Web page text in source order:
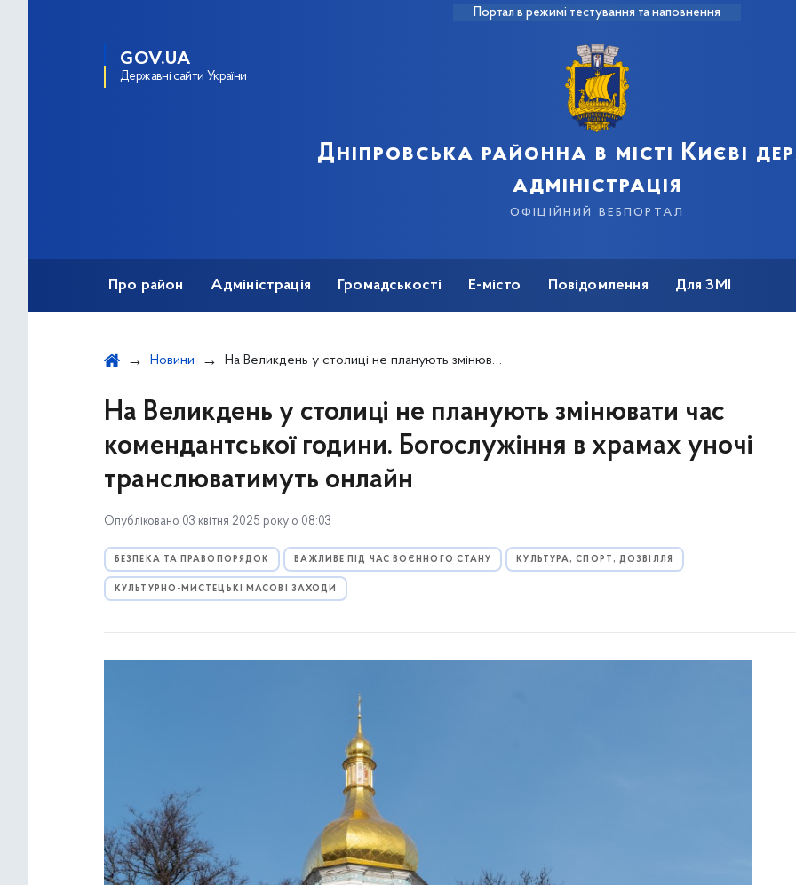
Портал в режимі тестування та наповнення
GOV.UA
Державні сайти України
Дніпровська районна в місті Києві
адміністрація
офіційний вебпортал
Про район Адміністрація Громадськості Е-місто Повідомлення Для ЗМІ
Новини На Великдень у столиці не планують змінювати час комендантської години. Богослужіння в храмах уночі транслюватимуть онлайн
На Великдень у столиці не планують змінювати час
комендантської години. Богослужіння в храмах уночі
транслюватимуть онлайн
Опубліковано 03 квітня 2025 року о 08:03
БЕЗПЕКА ТА ПРАВОПОРЯДОК ВАЖЛИВЕ ПІД ЧАС ВОЄННОГО СТАНУ КУЛЬТУРА, СПОРТ, ДОЗВІЛЛЯ
КУЛЬТУРНО-МИСТЕЦЬКІ МАСОВІ ЗАХОДИ